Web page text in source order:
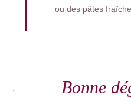
ou des pâtes
Bonne